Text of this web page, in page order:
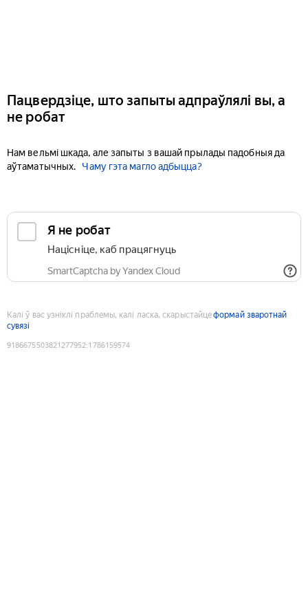
Пацвердзіце, што запыты адпраўлялі вы, а
не робат
Нам вельмі шкада, але запыты з вашай прылады падобныя да
аўтаматычных.
Чаму гэта магло адбыцца?
Я не робат
Націсніце, каб працягнуць
SmartCaptcha by Yandex Cloud
Калі ў вас узніклі праблемы, калі ласка, скарыстайцеформай зваротнай
сувязі
9186675503821277952:1786159574